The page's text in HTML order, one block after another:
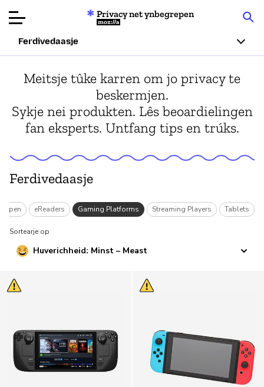
Produktbeoardielingen
Articles
Oer
Donearje
Privacy net ynbegrepen
Mozilla
Ferdivedaasje
Meitsje tûke karren om jo privacy te
beskermjen.
Sykje nei produkten. Lês beoardielingen
fan eksperts. Untfang tips en trúks.
Ferdivedaasje
eReaders Gaming Platforms Streaming Players Tablets
Sortearje op
Huverichheid: Minst – Meast